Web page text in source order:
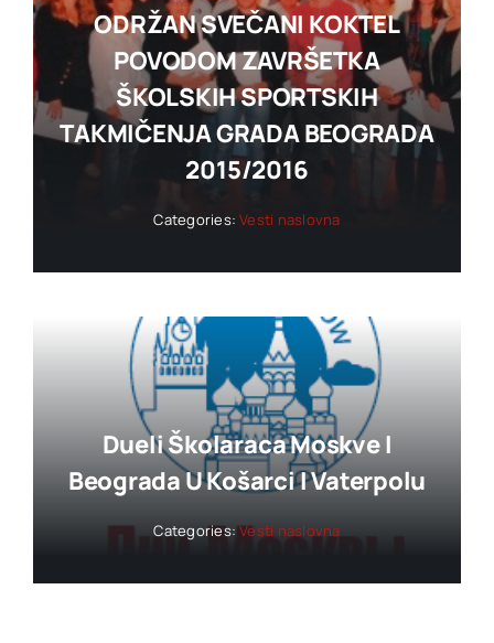
ODRŽAN SVEČANI KOKTEL
POVODOM ZAVRŠETKA
ŠKOLSKIH SPORTSKIH
TAKMIČENJA GRADA BEOGRADA
2015/2016
Categories:Vesti naslovna
Dueli Školaraca Moskve I
Beograda U Košarci I Vaterpolu
Categories:Vesti naslovna